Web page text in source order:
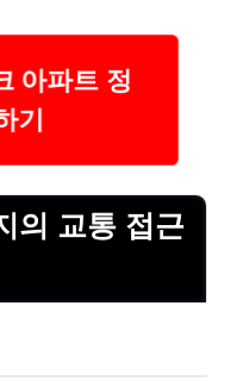
아파트 정
기
의 교통 접근